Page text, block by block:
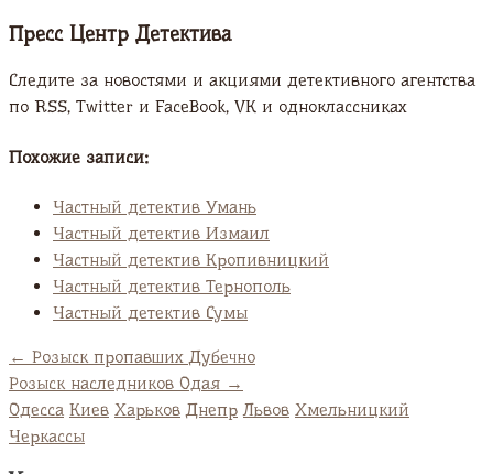
Пресс Центр Детектива
Следите за новостями и акциями детективного агентства
по RSS, Twitter и FaсeBook, VK и одноклассниках
Похожие записи:
Частный детектив Умань
Частный детектив Измаил
Частный детектив Кропивницкий
Частный детектив Тернополь
Частный детектив Сумы
← Розыск пропавших Дубечно
Розыск наследников Одая →
Одесса Киев Харьков Днепр Львов Хмельницкий
Черкассы